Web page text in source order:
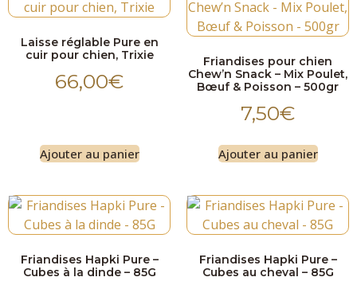
Laisse réglable Pure en
cuir pour chien, Trixie
66,00€
Ajouter au panier
Friandises pour chien
Chew’n Snack – Mix Poulet,
Bœuf & Poisson – 500gr
7,50€
Ajouter au panier
Friandises Hapki Pure –
Cubes à la dinde – 85G
Friandises Hapki Pure –
Cubes au cheval – 85G